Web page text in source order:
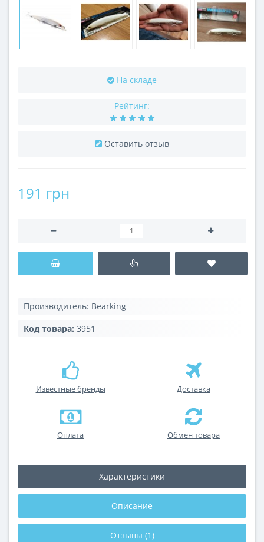
На складе
Рейтинг:
Оставить отзыв
191 грн
Производитель: Bearking
Код товара: 3951
Известные бренды Доставка
Оплата Обмен товара
Характеристики
Описание
Отзывы (1)